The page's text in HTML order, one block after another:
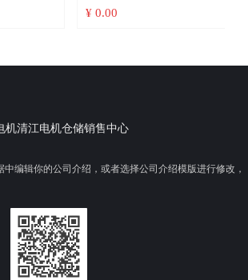
替代国标安装尺寸
售清江YBX5一级能效电动机可以互
验证要点：采购时务必核对防爆标志
（IP55为标配）、F级绝缘及第三方节
编辑你的公司介绍，或者选择公司介绍模版进行修改，
机清江电机仓储销售中心